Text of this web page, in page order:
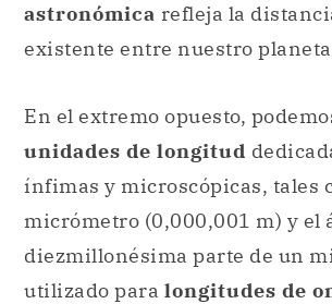
astronómica refleja la
existente entre nuestro
En el extremo opuesto,
unidades de longitud
ínfimas y microscópicas, tales
micrómetro (0,000,001 m) y el
diezmillonésima parte de un
utilizado para longitudes de